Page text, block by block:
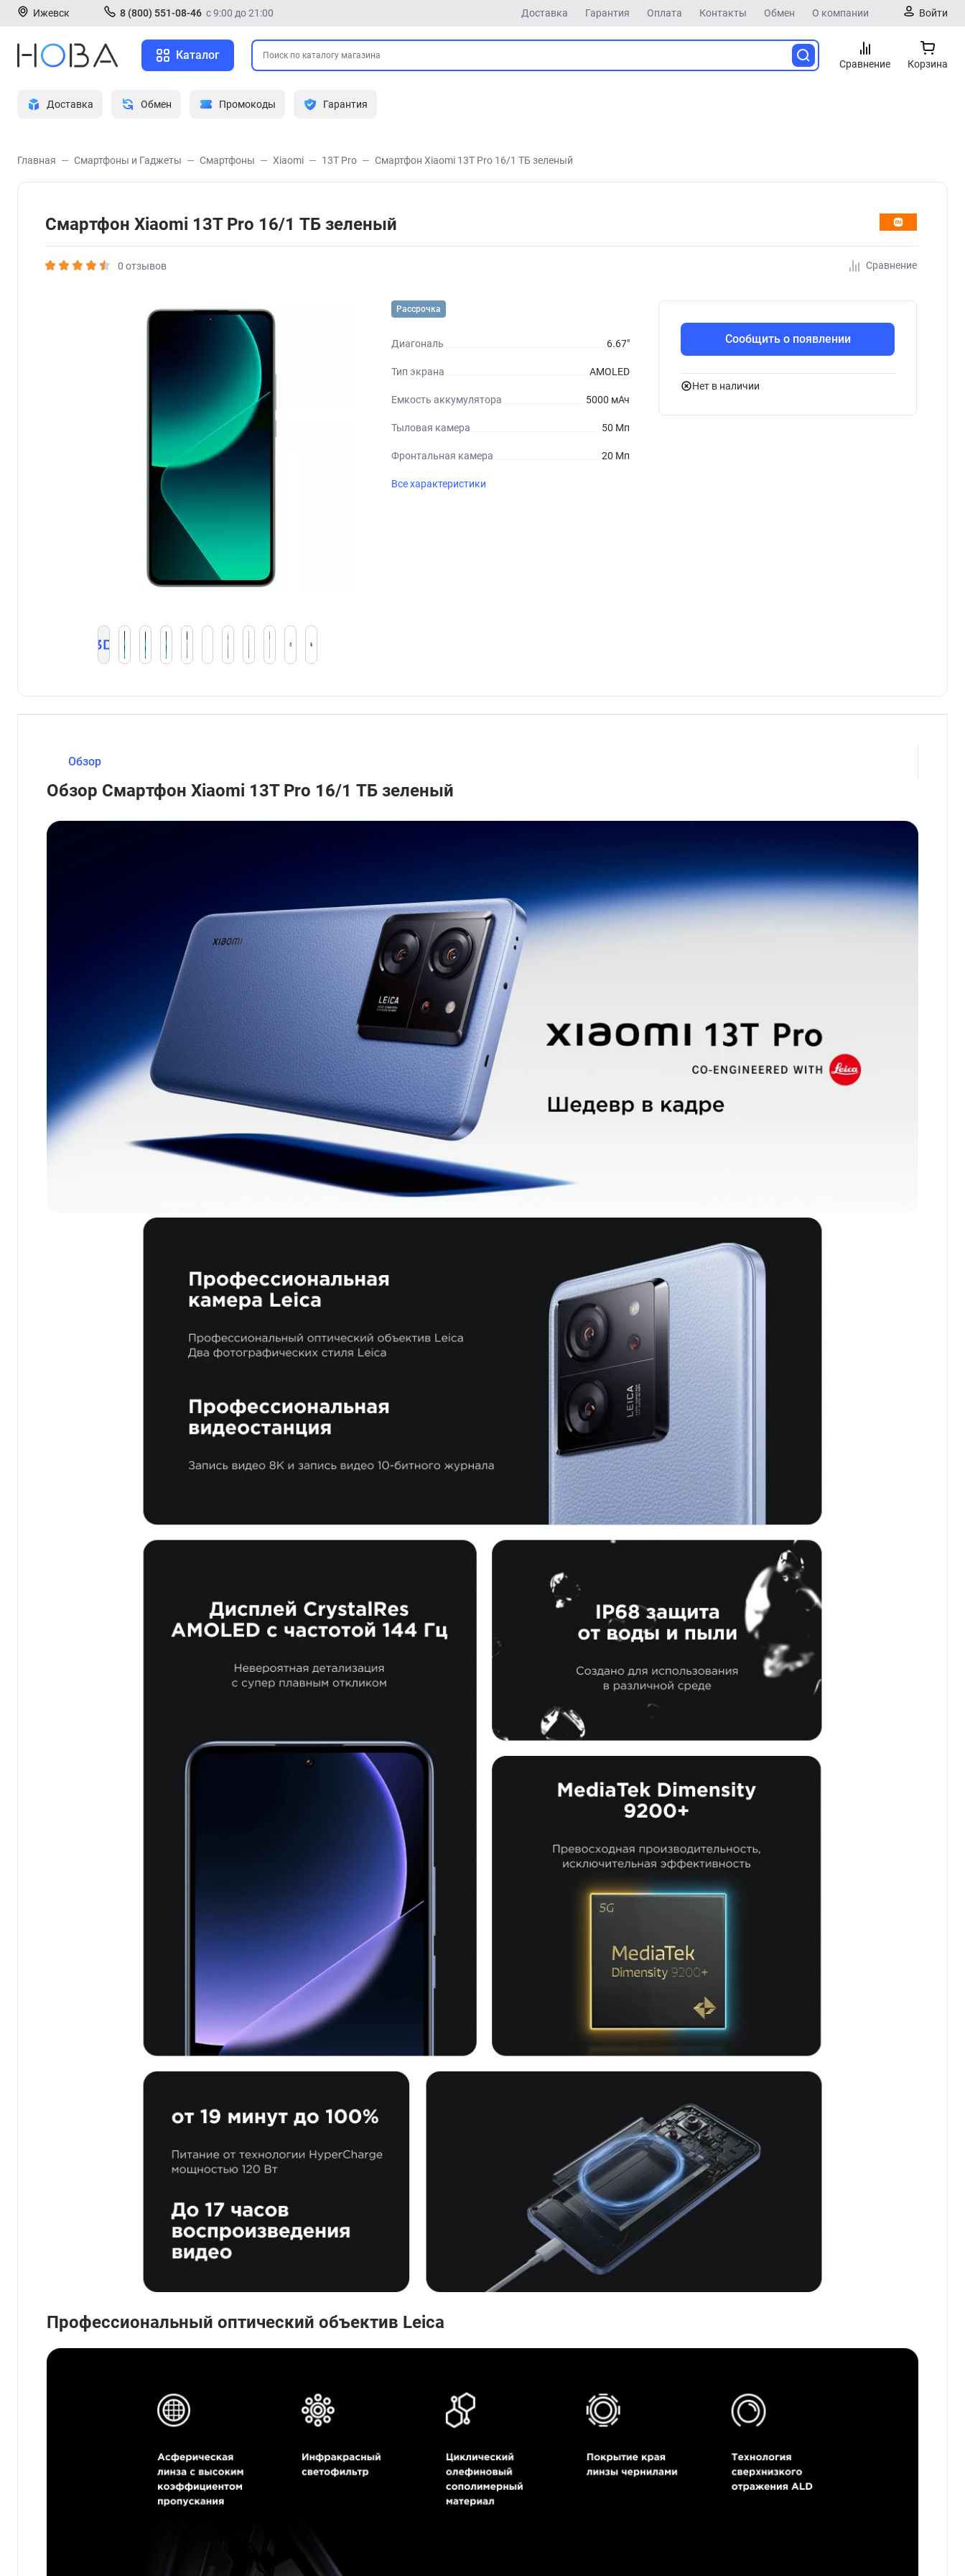
Ижевск 8 (800) 551-08-46 с 9:00 до 21:00 Доставка Гарантия Оплата Контакты Обмен О компании Войти
Каталог
Сравнение Корзина
Доставка Обмен Промокоды Гарантия
Главная Смартфоны и Гаджеты Смартфоны Xiaomi 13T Pro Смартфон Xiaomi 13T Pro 16/1 ТБ зеленый
Смартфон Xiaomi 13T Pro 16/1 ТБ зеленый
0 отзывов Сравнение
Рассрочка
Диагональ 6.67"
Тип экрана AMOLED
Емкость аккумулятора 5000 мАч
Тыловая камера 50 Мп
Фронтальная камера 20 Мп
Все характеристики
Сообщить о появлении
Нет в наличии
Обзор
Обзор Смартфон Xiaomi 13T Pro 16/1 ТБ зеленый
Профессиональный оптический объектив Leica